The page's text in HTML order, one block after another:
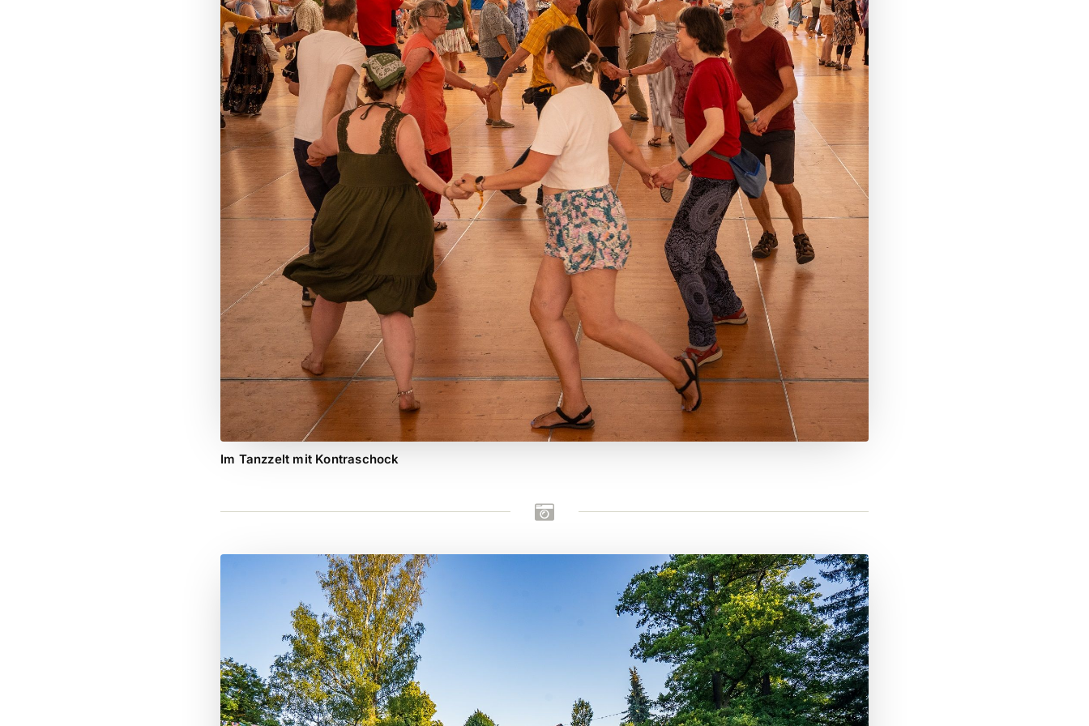
Im Tanzzelt mit Kontraschock
